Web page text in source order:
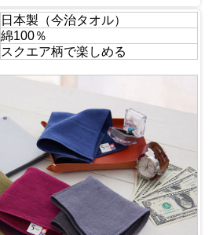
日本製（今治タオル）
綿100％
スクエア柄で楽しめる